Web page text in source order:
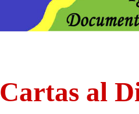
Cartas al